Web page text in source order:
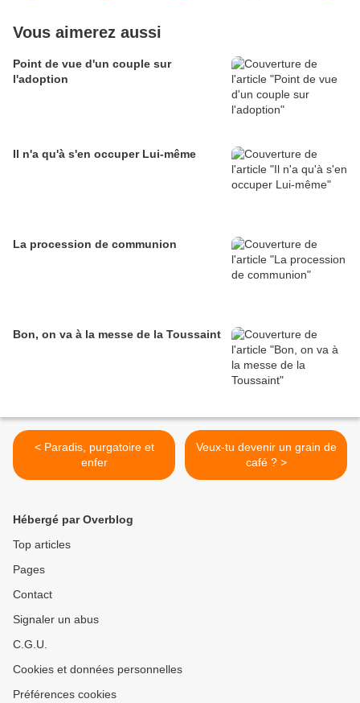
Vous aimerez aussi
Point de vue d'un couple sur
l'adoption
Il n'a qu'à s'en occuper Lui-même
La procession de communion
Bon, on va à la messe de la Toussaint
< Paradis, purgatoire et
enfer
Veux-tu devenir un grain de
café ? >
Hébergé par Overblog
Top articles
Pages
Contact
Signaler un abus
C.G.U.
Cookies et données personnelles
Préférences cookies